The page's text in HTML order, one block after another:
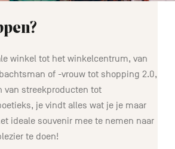
winkel tot het winkelcentrum, van
of -vrouw tot shopping 2.0,
van streekproducten tot
je vindt alles wat je je maar
ideale souvenir mee te nemen naar
te doen!